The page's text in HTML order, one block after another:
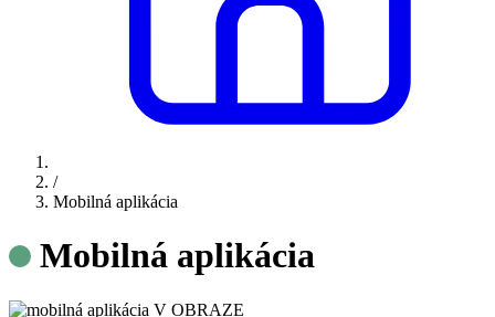
/
Mobilná aplikácia
Mobilná aplikácia